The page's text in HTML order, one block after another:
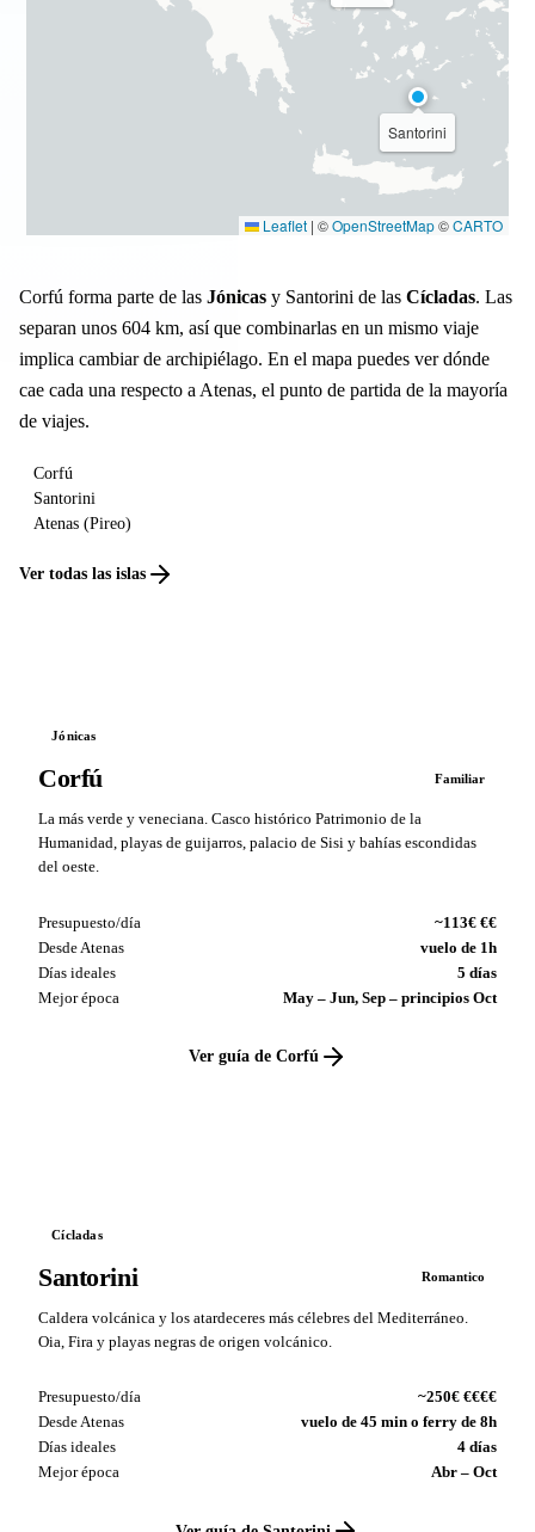
Santorini
Leaflet | ©OpenStreetMap©CARTO
Corfú forma parte de las Jónicas y Santorini de las Cícladas. Las
separan unos 604 km, así que combinarlas en un mismo viaje
implica cambiar de archipiélago. En el mapa puedes ver dónde
cae cada una respecto a Atenas, el punto de partida de la mayoría
de viajes.
Corfú
Santorini
Atenas (Pireo)
Ver todas las islas
Jónicas
Corfú Familiar
La más verde y veneciana. Casco histórico Patrimonio de la
Humanidad, playas de guijarros, palacio de Sisi y bahías escondidas
del oeste.
Presupuesto/día
~113€ €€
Desde Atenas
vuelo de 1h
Días ideales
5 días
Mejor época
May – Jun, Sep – principios Oct
Ver guía de Corfú
Cícladas
Santorini Romantico
Caldera volcánica y los atardeceres más célebres del Mediterráneo.
Oia, Fira y playas negras de origen volcánico.
Presupuesto/día
~250€ €€€€
Desde Atenas
vuelo de 45 min o ferry de 8h
Días ideales
4 días
Mejor época
Abr – Oct